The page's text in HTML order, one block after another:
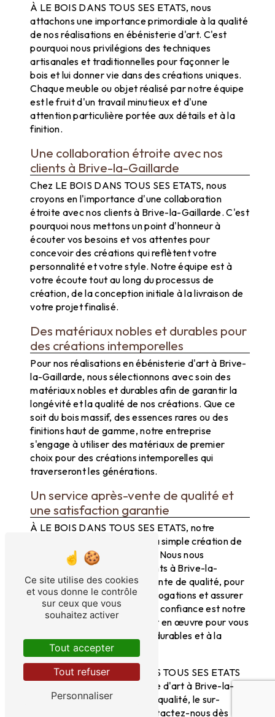
À LE BOIS DANS TOUS SES ETATS, nous
attachons une importance primordiale à la qualité
de nos réalisations en ébénisterie d'art. C'est
pourquoi nous privilégions des techniques
artisanales et traditionnelles pour façonner le
bois et lui donner vie dans des créations uniques.
Chaque meuble ou objet réalisé par notre équipe
est le fruit d'un travail minutieux et d'une
attention particulière portée aux détails et à la
finition.
Une collaboration étroite avec nos
clients à Brive-la-Gaillarde
Chez LE BOIS DANS TOUS SES ETATS, nous
croyons en l'importance d'une collaboration
étroite avec nos clients à Brive-la-Gaillarde. C'est
pourquoi nous mettons un point d'honneur à
écouter vos besoins et vos attentes pour
concevoir des créations qui reflètent votre
personnalité et votre style. Notre équipe est à
votre écoute tout au long du processus de
création, de la conception initiale à la livraison de
votre projet finalisé.
Des matériaux nobles et durables pour
des créations intemporelles
Pour nos réalisations en ébénisterie d'art à Brive-
la-Gaillarde, nous sélectionnons avec soin des
matériaux nobles et durables afin de garantir la
longévité et la qualité de nos créations. Que ce
soit du bois massif, des essences rares ou des
finitions haut de gamme, notre entreprise
s'engage à utiliser des matériaux de premier
choix pour des créations intemporelles qui
traverseront les générations.
Un service après-vente de qualité et
une satisfaction garantie
À LE BOIS DANS TOUS SES ETATS, notre
engagement va au-delà de la simple création de
meubles en ébénisterie d'art. Nous nous
engageons à offrir à nos clients à Brive-la-
Gaillarde un service après-vente de qualité, pour
répondre à toutes leurs interrogations et assurer
une satisfaction totale. Votre confiance est notre
priorité, et nous mettons tout en œuvre pour vous
offrir des créations uniques, durables et à la
hauteur de vos attentes.
En choisissant LE BOIS DANS TOUS SES ETATS
pour vos projets d'ébénisterie d'art à Brive-la-
Gaillarde, vous optez pour la qualité, le sur-
mesure et l'authenticité. Contactez-nous dès
Ce site utilise des cookies
et vous donne le contrôle
sur ceux que vous
souhaitez activer
Tout accepter
Tout refuser
Personnaliser